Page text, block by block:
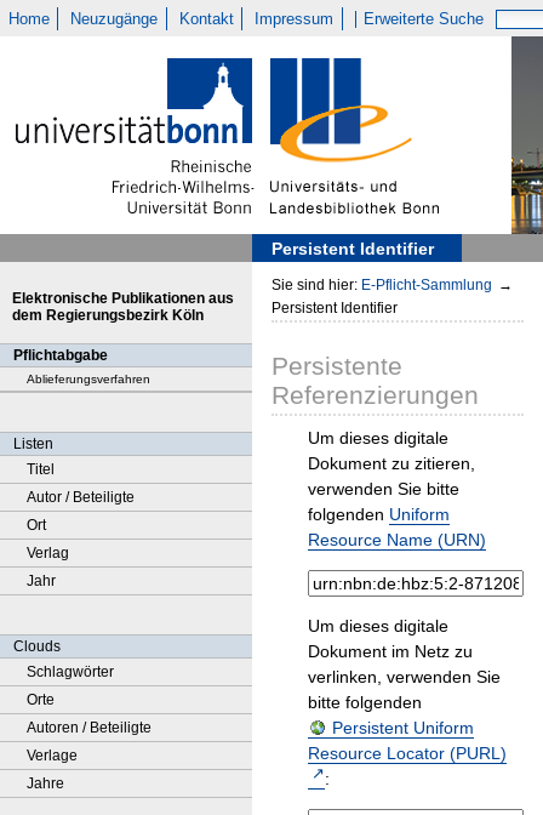
Home Neuzugänge Kontakt Impressum Erweiterte Suche
Persistent Identifier
Elektronische Publikationen aus
dem Regierungsbezirk Köln
Pflichtabgabe
Ablieferungsverfahren
Listen
Titel
Autor / Beteiligte
Ort
Verlag
Jahr
Clouds
Schlagwörter
Orte
Autoren / Beteiligte
Verlage
Jahre
Sie sind hier: E-Pflicht-Sammlung →
Persistent Identifier
Persistente
Referenzierungen
Um dieses digitale
Dokument zu zitieren,
verwenden Sie bitte
folgenden Uniform
Resource Name (URN)
Um dieses digitale
Dokument im Netz zu
verlinken, verwenden Sie
bitte folgenden
Persistent Uniform
Resource Locator (PURL)
: